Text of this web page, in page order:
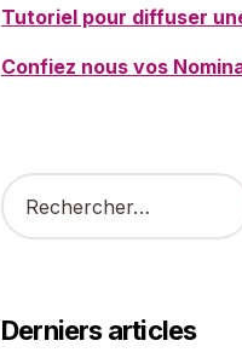
Tutoriel pour diffuser
Confiez nous vos
R
e
r
c
Derniers articles